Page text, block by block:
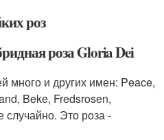
роз
роза Gloria Dei
много и других имен: Peace,
Beke, Fredsrosen,
случайно. Это роза -